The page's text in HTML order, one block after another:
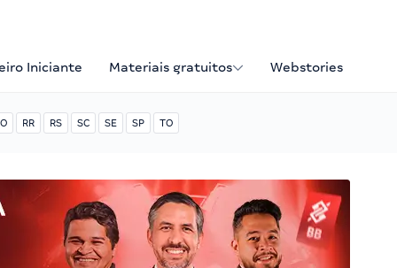
Iniciante Materiais gratuitos Webstories
RR RS SC SE SP TO